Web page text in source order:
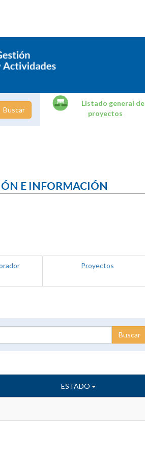
Listado general de
proyectos
E INFORMACIÓN
Proyectos
ESTADO